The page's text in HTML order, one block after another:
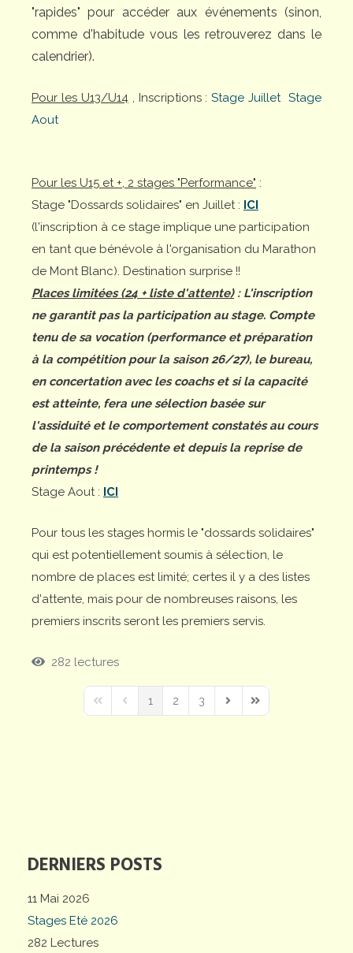
DERNIERS POSTS
11 Mai 2026
Stages Eté 2026
282 Lectures
"rapides" pour accéder aux événements (sinon,
comme d'habitude vous les retrouverez dans le
calendrier).
Pour les U13/U14, Inscriptions :Stage Juillet Stage
Aout
Pour les U15 et +, 2 stages "Performance" :
Stage "Dossards solidaires" en Juillet : ICI
(l'inscription à ce stage implique une participation
en tant que bénévole à l'organisation du Marathon
de Mont Blanc). Destination surprise !!
Places limitées (24 + liste d'attente): L'inscription
ne garantit pas la participation au stage. Compte
tenu de sa vocation (performance et préparation
à la compétition pour la saison 26/27), le bureau,
en concertation avec les coachs et si la capacité
est atteinte, fera une sélection basée sur
l'assiduité et le comportement constatés au cours
de la saison précédente et depuis la reprise de
printemps !
Stage Aout : ICI
Pour tous les stages hormis le "dossards solidaires"
qui est potentiellement soumis à sélection, le
nombre de places est limité; certes il y a des listes
d'attente, mais pour de nombreuses raisons, les
premiers inscrits seront les premiers servis.
282 lectures
First PagePrevious Page
1 2 3
Next PageLast Page